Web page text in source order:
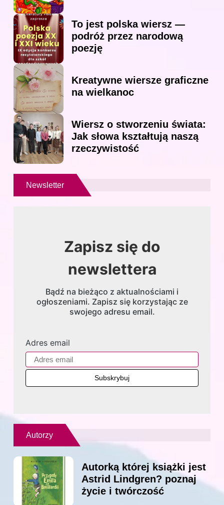
To jest polska wiersz —
podróż przez narodową
poezję
Kreatywne wiersze graficzne
na wielkanoc
Wiersz o stworzeniu świata:
Jak słowa kształtują naszą
rzeczywistość
Newsletter
Zapisz się do
newslettera
Bądź na bieżąco z aktualnościami i
ogłoszeniami. Zapisz się korzystając ze
swojego adresu email.
Adres email
Autorzy
Autorką której książki jest
Astrid Lindgren? poznaj
życie i twórczość